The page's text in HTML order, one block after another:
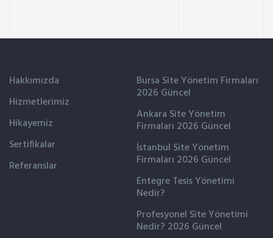
Hakkımızda
Hizmetlerimiz
Hikayemiz
Sertifikalar
Referanslar
Bursa Site Yönetim Firmaları
2026 Güncel
Ankara Site Yönetim
Firmaları 2026 Güncel
İstanbul Site Yönetim
Firmaları 2026 Güncel
Entegre Tesis Yönetimi
Nedir?
Profesyonel Site Yönetimi
Nedir? 2026 Güncel